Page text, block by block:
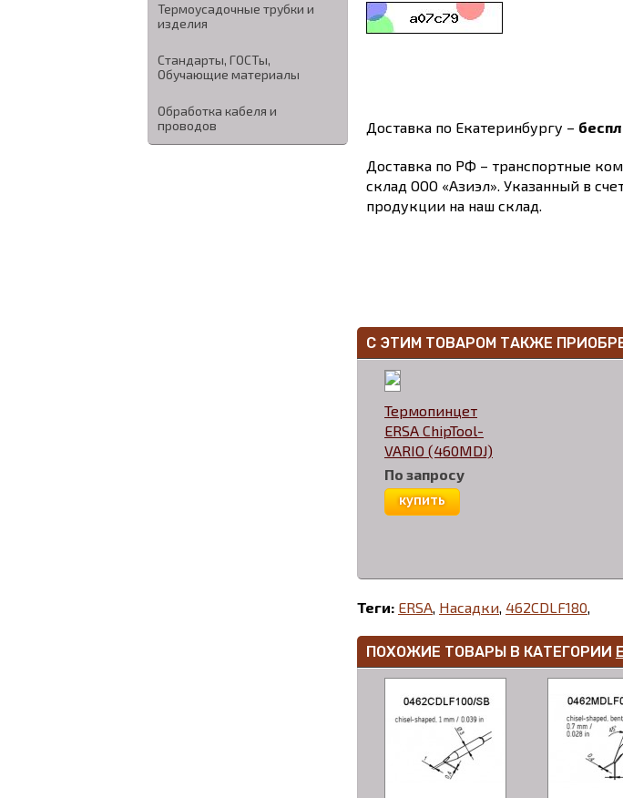
Термоусадочные трубки и
изделия
Стандарты, ГОСТы,
Обучающие материалы
Обработка кабеля и
проводов
Доставка по Екатеринбургу –
Доставка по РФ – транспортные
склад ООО «Азиэл». Указанный в
продукции на наш склад.
С ЭТИМ ТОВАРОМ ТАКЖЕ
Термопинцет
ERSA ChipTool-
VARIO (460MDJ)
По запросу
купить
Теги: ERSA Насадки 462CDLF180
ПОХОЖИЕ ТОВАРЫ В КАТЕГОРИИ